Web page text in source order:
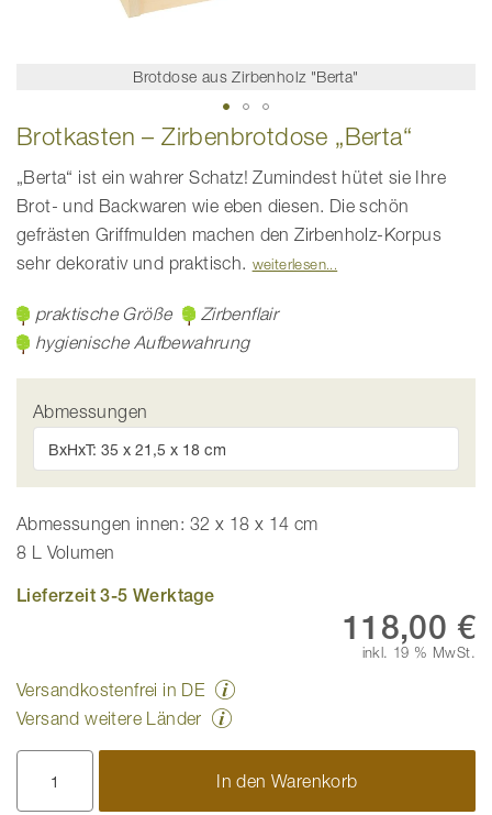
Brotdose aus Zirbenholz "Berta"
Zum
Anfang
Bildgalerie
springen
Brotkasten – Zirbenbrotdose „Berta“
„Berta“ ist ein wahrer Schatz! Zumindest hütet sie Ihre
Brot- und Backwaren wie eben diesen. Die schön
gefrästen Griffmulden machen den Zirbenholz-Korpus
sehr dekorativ und praktisch. weiterlesen
praktische Größe
Zirbenflair
hygienische Aufbewahrung
Abmessungen
Abmessungen innen: 32 x 18 x 14 cm
8 L Volumen
Lieferzeit 3-5 Werktage
118,00 €
inkl. 19 % MwSt.
Versandkostenfrei in DE
Versand weitere Länder
In den Warenkorb